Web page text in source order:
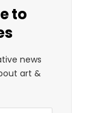
to
news
art &